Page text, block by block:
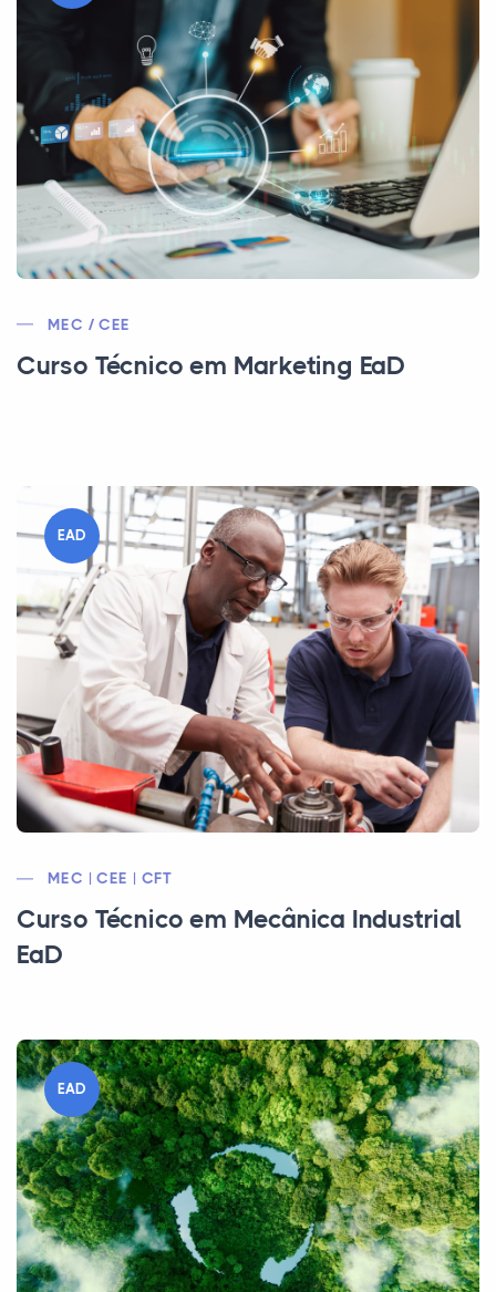
MEC / CEE
Curso Técnico em Marketing EaD
EAD
MEC | CEE | CFT
Curso Técnico em Mecânica Industrial
EaD
EAD